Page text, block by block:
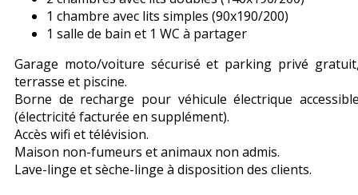
1 chambre avec lits simples (90x190/200)
1 salle de bain et 1 WC à partager
Garage moto/voiture sécurisé et parking privé
terrasse et piscine.
Borne de recharge pour véhicule électrique
(électricité facturée en supplément).
Accès wifi et télévision.
Maison non-fumeurs et animaux non admis.
Lave-linge et sèche-linge à disposition des clients.